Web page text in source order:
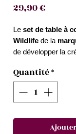
29,90 €Prix
Le set de table à
Wildlife de la
de développer la
dessin réutilisable à
Caractéristiques
- En silicone
doux et résistant
Quantité*